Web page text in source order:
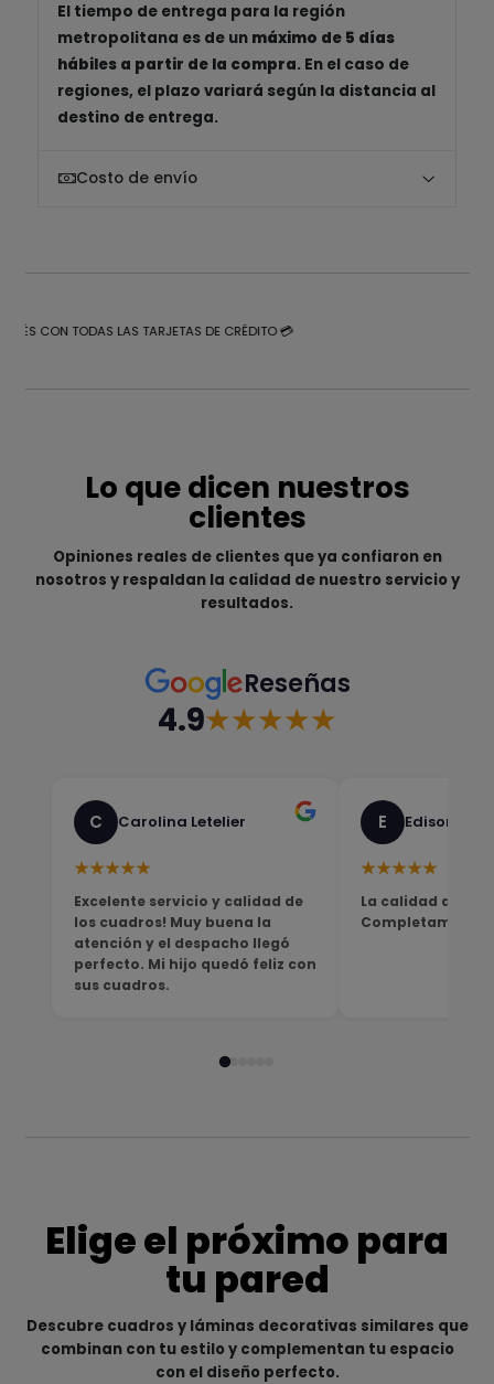
El tiempo de entrega para la región
metropolitana es de un máximo de 5 días
hábiles a partir de la compra. En el caso de
regiones, el plazo variará según la distancia al
destino de entrega.
Costo de envío
CON TODAS LAS TARJETAS DE CRÉDITO 💳
Lo que dicen nuestros
clientes
Opiniones reales de clientes que ya confiaron en
nosotros y respaldan la calidad de nuestro servicio y
resultados.
Reseñas
4.9★★★★★
C Carolina Letelier
★★★★★
Excelente servicio y calidad de
los cuadros! Muy buena la
atención y el despacho llegó
perfecto. Mi hijo quedó feliz con
sus cuadros.
E Edison
★★★★★
La calidad del
Completamente
Elige el próximo para
tu pared
Descubre cuadros y láminas decorativas similares que
combinan con tu estilo y complementan tu espacio
con el diseño perfecto.